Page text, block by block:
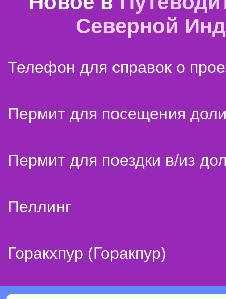
Северной
Телефон для справок о
Пермит для посещения
Пермит для поездки в/из
Пеллинг
Горакхпур (Горакпур)